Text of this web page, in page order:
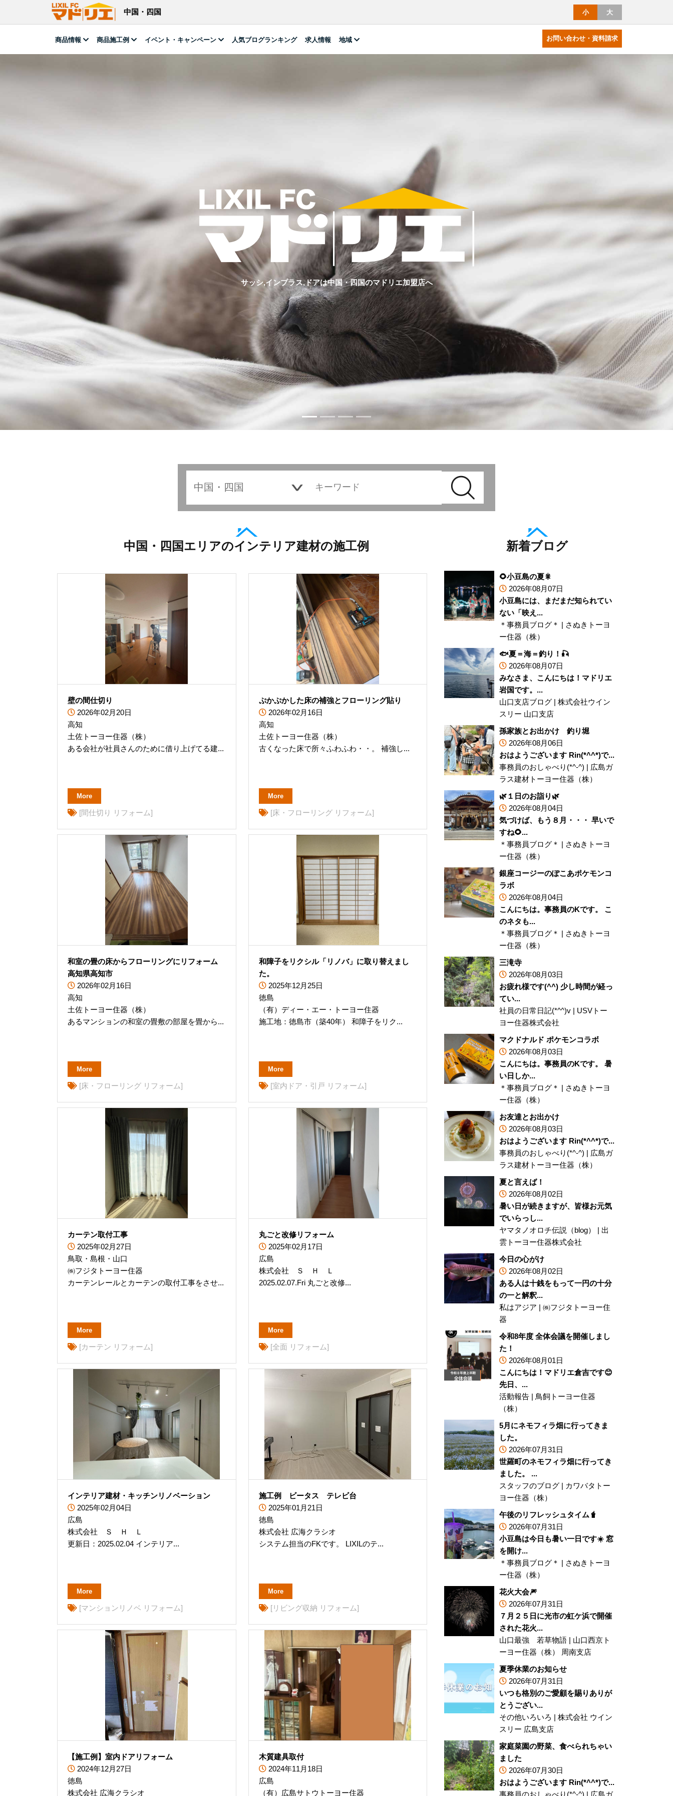
中国・四国 小 大
商品情報 商品施工例 イベント・キャンペーン 人気ブログランキング 求人情報 地域 お問い合わせ・資料請求
サッシ,インプラス,ドアは中国・四国のマドリエ加盟店へ
中国・四国エリアのインテリア建材の施工例
壁の間仕切り
2026年02月20日
高知
土佐トーヨー住器（株）
ある会社が社員さんのために借り上げてる建...
More
[間仕切り リフォーム]
ぷかぷかした床の補強とフローリング貼り
2026年02月16日
高知
土佐トーヨー住器（株）
古くなった床で所々ふわふわ・・。 補強し...
More
[床・フローリング リフォーム]
和室の畳の床からフローリングにリフォーム
高知県高知市
2026年02月16日
高知
土佐トーヨー住器（株）
あるマンションの和室の畳敷の部屋を畳から...
More
[床・フローリング リフォーム]
和障子をリクシル「リノバ」に取り替えまし
た。
2025年12月25日
徳島
（有）ディー・エー・トーヨー住器
施工地：徳島市（築40年） 和障子をリク...
More
[室内ドア・引戸 リフォーム]
カーテン取付工事
2025年02月27日
鳥取・島根・山口
㈱フジタトーヨー住器
カーテンレールとカーテンの取付工事をさせ...
More
[カーテン リフォーム]
丸ごと改修リフォーム
2025年02月17日
広島
株式会社 Ｓ Ｈ Ｌ
2025.02.07.Fri 丸ごと改修...
More
[全面 リフォーム]
インテリア建材・キッチンリノベーション
2025年02月04日
広島
株式会社 Ｓ Ｈ Ｌ
更新日：2025.02.04 インテリア...
More
[マンションリノベ リフォーム]
施工例 ビータス テレビ台
2025年01月21日
徳島
株式会社 広海クラシオ
システム担当のFKです。 LIXILのテ...
More
[リビング収納 リフォーム]
【施工例】室内ドアリフォーム
2024年12月27日
徳島
株式会社 広海クラシオ
木質建具取付
2024年11月18日
広島
（有）広島サトウトーヨー住器
新着ブログ
🌻小豆島の夏🎇
2026年08月07日
小豆島には、まだまだ知られてい
ない「映え...
＊事務員ブログ＊ | さぬきトーヨ
ー住器（株）
🐟夏＝海＝釣り！🎣
2026年08月07日
みなさま、こんにちは！マドリエ
岩国です。...
山口支店ブログ | 株式会社ウイン
スリー 山口支店
孫家族とお出かけ 釣り堀
2026年08月06日
おはようございます Rin(*^^*)で...
事務員のおしゃべり(*^-^) | 広島ガ
ラス建材トーヨー住器（株）
🌿１日のお詣り🌿
2026年08月04日
気づけば、もう８月・・・ 早いで
すね🌻...
＊事務員ブログ＊ | さぬきトーヨ
ー住器（株）
銀座コージーのぽこあポケモンコ
ラボ
2026年08月04日
こんにちは。事務員のKです。 こ
のネタも...
＊事務員ブログ＊ | さぬきトーヨ
ー住器（株）
三滝寺
2026年08月03日
お疲れ様です(^^) 少し時間が経っ
てい...
社員の日常日記(*^^)v | USVトー
ヨー住器株式会社
マクドナルド ポケモンコラボ
2026年08月03日
こんにちは。事務員のKです。 暑
い日しか...
＊事務員ブログ＊ | さぬきトーヨ
ー住器（株）
お友達とお出かけ
2026年08月03日
おはようございます Rin(*^^*)で...
事務員のおしゃべり(*^-^) | 広島ガ
ラス建材トーヨー住器（株）
夏と言えば！
2026年08月02日
暑い日が続きますが、皆様お元気
でいらっし...
ヤマタノオロチ伝説（blog）
| 出
雲トーヨー住器株式会社
今日の心がけ
2026年08月02日
ある人は十銭をもって一円の十分
の一と解釈...
私はアジア | ㈱フジタトーヨー住
器
令和8年度 全体会議を開催しまし
た！
2026年08月01日
こんにちは！マドリエ倉吉です😊
先日、...
活動報告 | 鳥飼トーヨー住器
（株）
5月にネモフィラ畑に行ってきま
した。
2026年07月31日
世羅町のネモフィラ畑に行ってき
ました。 ...
スタッフのブログ | カワバタトー
ヨー住器（株）
午後のリフレッシュタイム🧋
2026年07月31日
小豆島は今日も暑い一日です☀️ 窓
を開け...
＊事務員ブログ＊ | さぬきトーヨ
ー住器（株）
花火大会🎆
2026年07月31日
７月２５日に光市の虹ケ浜で開催
された花火...
山口最強 若草物語 | 山口西京ト
ーヨー住器（株） 周南支店
夏季休業のお知らせ
2026年07月31日
いつも格別のご愛顧を賜りありが
とうござい...
その他いろいろ | 株式会社 ウイン
スリー 広島支店
家庭菜園の野菜、食べられちゃい
ました
2026年07月30日
おはようございます Rin(*^^*)で...
事務員のおしゃべり(*^-^) | 広島ガ